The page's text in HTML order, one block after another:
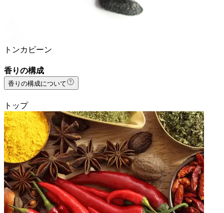
トンカビーン
香りの構成
香りの構成について
トップ